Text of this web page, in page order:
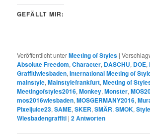
GEFÄLLT MIR:
Veröffentlicht unterMeeting of Styles |
Absolute Freedom,Character, DASCHU, DOE,
Graffitiwiesbaden,International Meeting of
mainstyle,Mainstylefrankfurt,Meeting of
Meetingofstyles2016,Monkey,Monster,
mos2016wiesbaden,MOSGERMANY2016,
Pixeljuice23,SAME,SKER,SMÄR,SMOK,
Wiesbadengraffiti |2Antworten